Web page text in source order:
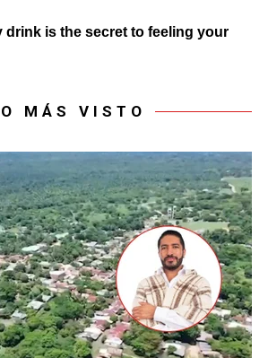
MÁS VISTO